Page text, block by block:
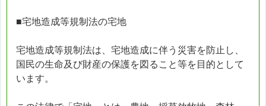
■宅地造成等規制法の宅地
宅地造成等規制法は、宅地造成に伴う災害を防止し、
国民の生命及び財産の保護を図ること等を目的として
います。